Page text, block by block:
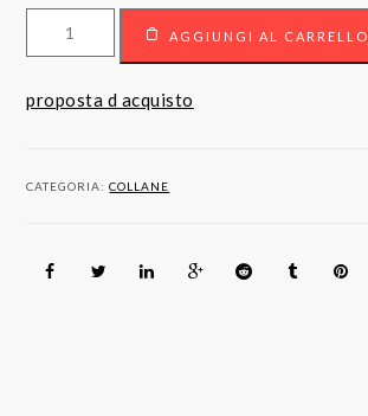
in
AGGIUNGI AL CARRELLO
proposta d acquisto
CATEGORIA:COLLANE